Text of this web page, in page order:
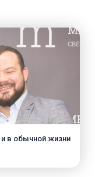
в обычной жизни